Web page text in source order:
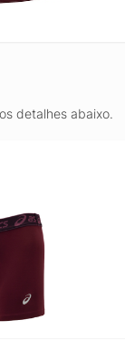
detalhes abaixo.